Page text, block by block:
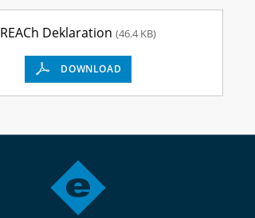
REACh Deklaration (46.4 KB)
DOWNLOAD